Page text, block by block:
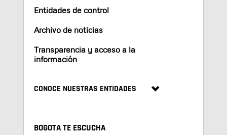
Entidades de control
Archivo de noticias
Transparencia y acceso a la
información
CONOCE NUESTRAS ENTIDADES
BOGOTA TE ESCUCHA